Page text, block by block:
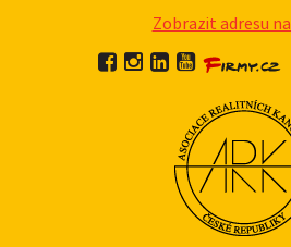
Zobrazit adresu